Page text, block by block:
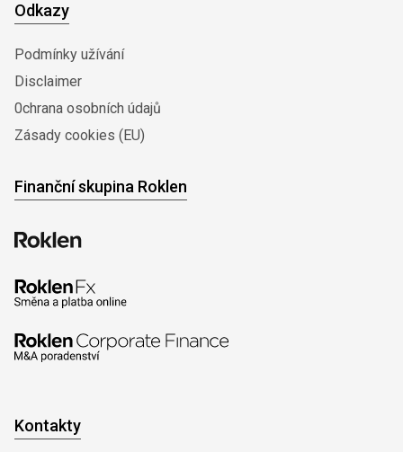
Odkazy
Podmínky užívání
Disclaimer
0chrana osobních údajů
Zásady cookies (EU)
Finanční skupina Roklen
Kontakty